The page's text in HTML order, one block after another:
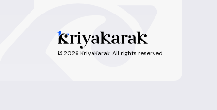
© 2026 KriyaKarak. All rights reserved